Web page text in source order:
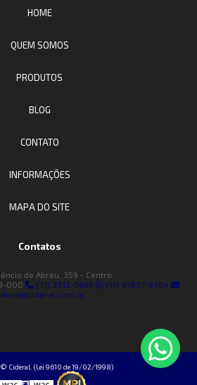
HOME
QUEM SOMOS
PRODUTOS
BLOG
CONTATO
INFORMAÇÕES
MAPA DO SITE
Contatos
de Abreu, 359 - Centro
000
(11) 3312-5666
(11) 97637-9364
Cideral. (Lei 9610 de 19/02/1998)